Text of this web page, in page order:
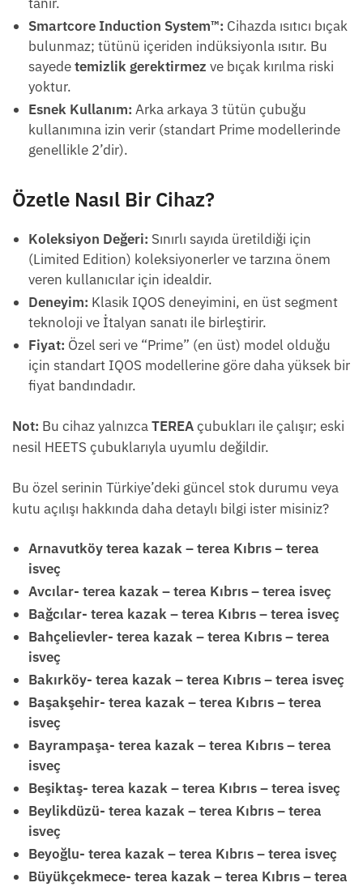
Smartcore Induction System™: Cihazda ısıtıcı bıçak
bulunmaz; tütünü içeriden indüksiyonla ısıtır. Bu
sayedetemizlik gerektirmez ve bıçak kırılma riski
yoktur.
Esnek Kullanım: Arka arkaya 3 tütün çubuğu
kullanımına izin verir (standart Prime modellerinde
genellikle 2’dir).
Özetle Nasıl Bir Cihaz?
Koleksiyon Değeri: Sınırlı sayıda üretildiği için
(Limited Edition) koleksiyonerler ve tarzına önem
veren kullanıcılar için idealdir.
Deneyim: Klasik IQOS deneyimini, en üst segment
teknoloji ve İtalyan sanatı ile birleştirir.
Fiyat: Özel seri ve “Prime” (en üst) model olduğu
için standart IQOS modellerine göre daha yüksek bir
fiyat bandındadır.
Not: Bu cihaz yalnızcaTEREAçubukları ile çalışır; eski
nesil HEETS çubuklarıyla uyumlu değildir.
Bu özel serinin Türkiye’deki güncel stok durumu veya
kutu açılışı hakkında daha detaylı bilgi ister misiniz?
Arnavutköy terea kazak – terea Kıbrıs – terea
isveç
Avcılar- terea kazak – terea Kıbrıs – terea isveç
Bağcılar- terea kazak – terea Kıbrıs – terea isveç
Bahçelievler- terea kazak – terea Kıbrıs – terea
isveç
Bakırköy- terea kazak – terea Kıbrıs – terea isveç
Başakşehir- terea kazak – terea Kıbrıs – terea
isveç
Bayrampaşa- terea kazak – terea Kıbrıs – terea
isveç
Beşiktaş- terea kazak – terea Kıbrıs – terea isveç
Beylikdüzü- terea kazak – terea Kıbrıs – terea
isveç
Beyoğlu- terea kazak – terea Kıbrıs – terea isveç
Büyükçekmece- terea kazak – terea Kıbrıs – terea